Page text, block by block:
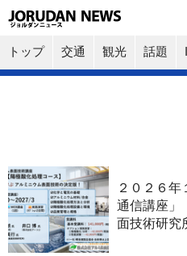
トップ 交通 観光 話題
２０２６年
通信講座」
面技術研究
会社